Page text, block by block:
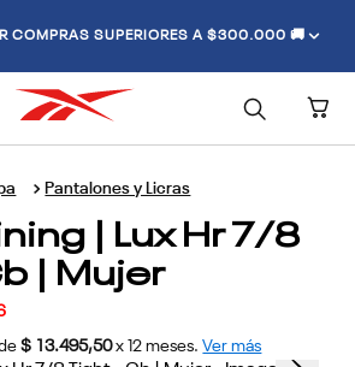
COMPRAS SUPERIORES A $300.000 🚚
Pantalones y Licras
| Lux Hr 7/8
| Mujer
$ 13.495,50 x 12 meses. Ver más